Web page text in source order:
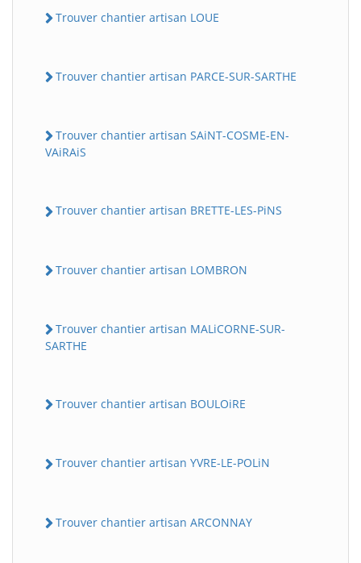
Trouver chantier artisan LOUE
Trouver chantier artisan PARCE-SUR-SARTHE
Trouver chantier artisan SAiNT-COSME-EN-
VAiRAiS
Trouver chantier artisan BRETTE-LES-PiNS
Trouver chantier artisan LOMBRON
Trouver chantier artisan MALiCORNE-SUR-
SARTHE
Trouver chantier artisan BOULOiRE
Trouver chantier artisan YVRE-LE-POLiN
Trouver chantier artisan ARCONNAY